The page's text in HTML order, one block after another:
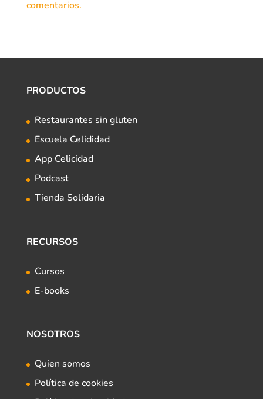
comentarios.
PRODUCTOS
Restaurantes sin gluten
Escuela Celididad
App Celicidad
Podcast
Tienda Solidaria
RECURSOS
Cursos
E-books
NOSOTROS
Quien somos
Política de cookies